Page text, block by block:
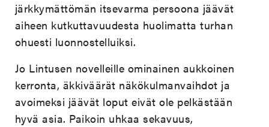
järkkymättömän itsevarma persoona jäävät
aiheen kutkuttavuudesta huolimatta turhan
ohuesti luonnostelluiksi.
Jo Lintusen novelleille ominainen aukkoinen
kerronta, äkkiväärät näkökulmanvaihdot ja
avoimeksi jäävät loput eivät ole pelkästään
hyvä asia. Paikoin uhkaa sekavuus,